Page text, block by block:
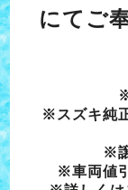
にてご
※スズキ純
※
※車両値